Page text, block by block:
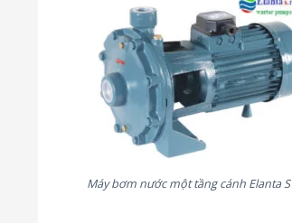
Máy bơm nước một tầng cánh Elanta